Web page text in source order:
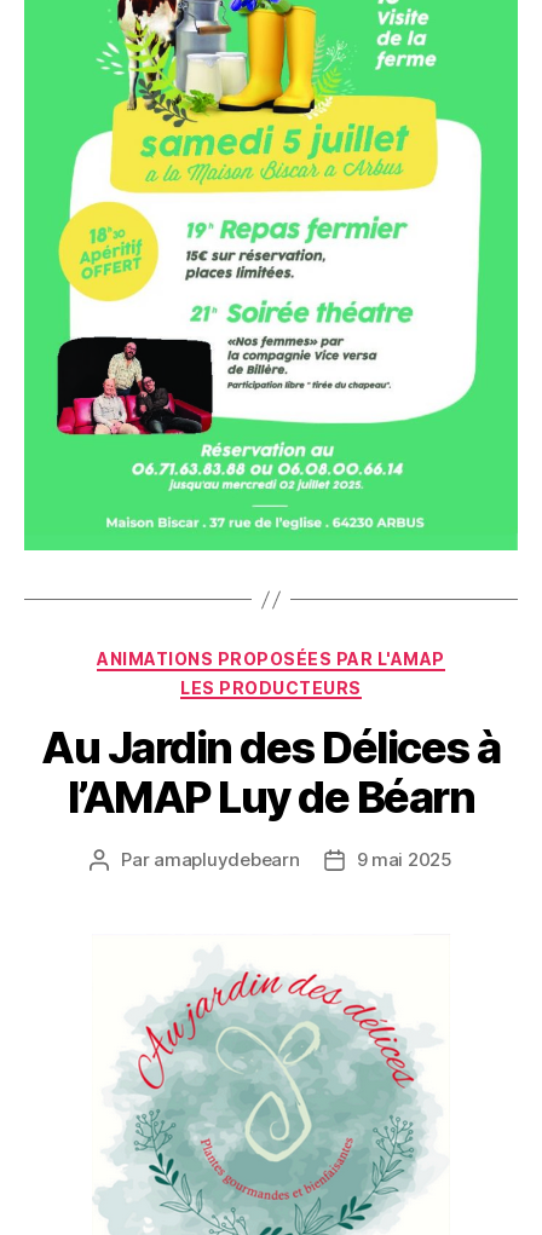
Catégories
ANIMATIONS PROPOSÉES PAR L'AMAP
LES PRODUCTEURS
Au Jardin des Délices à
l’AMAP Luy de Béarn
Auteur
Par amapluydebearn
Date9 mai 2025